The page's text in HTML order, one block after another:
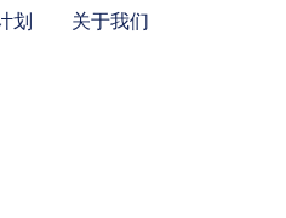
划 关于我们